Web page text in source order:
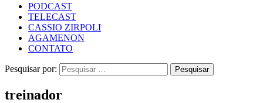
PODCAST
TELECAST
CASSIO ZIRPOLI
AGAMENON
CONTATO
Pesquisar por:
treinador